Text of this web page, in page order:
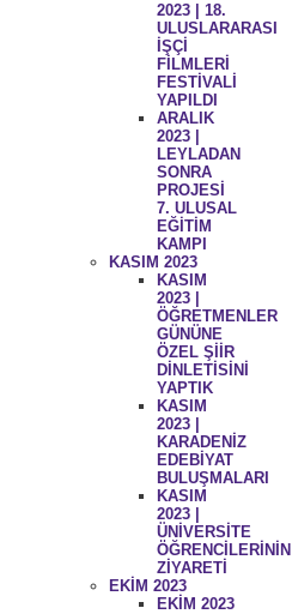
2023 | 18.
ULUSLARARASI
İŞÇİ
FİLMLERİ
FESTİVALİ
YAPILDI
ARALIK
2023 |
LEYLADAN
SONRA
PROJESİ
7. ULUSAL
EĞİTİM
KAMPI
KASIM 2023
KASIM
2023 |
ÖĞRETMENLER
GÜNÜNE
ÖZEL ŞİİR
DİNLETİSİNİ
YAPTIK
KASIM
2023 |
KARADENİZ
EDEBİYAT
BULUŞMALARI
KASIM
2023 |
ÜNİVERSİTE
ÖĞRENCİLERİNİN
ZİYARETİ
EKİM 2023
EKİM 2023